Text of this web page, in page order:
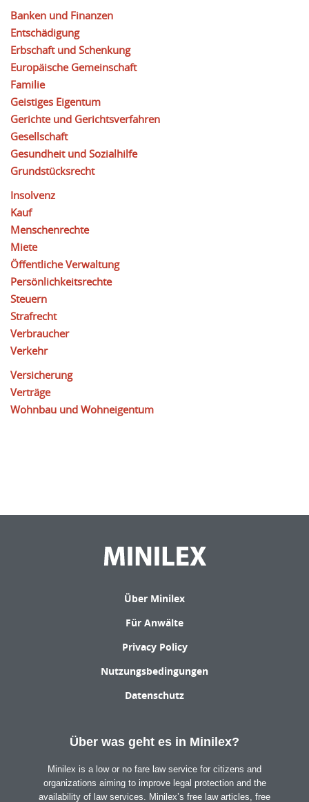
Banken und Finanzen
Entschädigung
Erbschaft und Schenkung
Europäische Gemeinschaft
Familie
Geistiges Eigentum
Gerichte und Gerichtsverfahren
Gesellschaft
Gesundheit und Sozialhilfe
Grundstücksrecht
Insolvenz
Kauf
Menschenrechte
Miete
Öffentliche Verwaltung
Persönlichkeitsrechte
Steuern
Strafrecht
Verbraucher
Verkehr
Versicherung
Verträge
Wohnbau und Wohneigentum
Über Minilex
Für Anwälte
Privacy Policy
Nutzungsbedingungen
Datenschutz
Über was geht es in Minilex?
Minilex is a low or no fare law service for citizens and
organizations aiming to improve legal protection and the
availability of law services. Minilex’s free law articles, free